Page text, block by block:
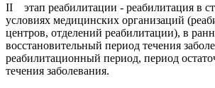
II этап реабилитации - реабилитация в
условиях медицинских организаций
центров, отделений реабилитации), в
восстановительный период течения
реабилитационный период, период
течения заболевания.